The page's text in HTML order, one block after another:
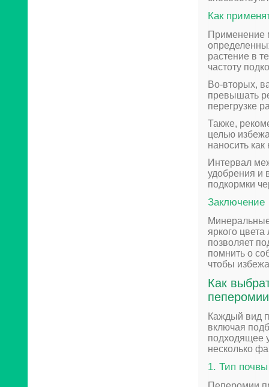
Как
Применение
растение в
частоту
Во-вторых,
превышать
перегрузке
Также,
целью
наносить
Интервал
удобрения и
подкормки
Заключение
яркого
позволяет
помнить о
чтобы
Как
Каждый вид
включая
подходящее
несколько
1. Тип почвы